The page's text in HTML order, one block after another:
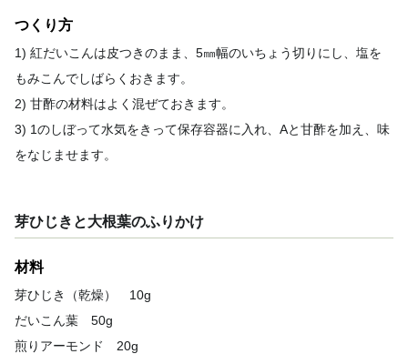
つくり方
1) 紅だいこんは皮つきのまま、5㎜幅のいちょう切りにし、塩を
もみこんでしばらくおきます。
2) 甘酢の材料はよく混ぜておきます。
3) 1のしぼって水気をきって保存容器に入れ、Aと甘酢を加え、味
をなじませます。
芽ひじきと大根葉のふりかけ
材料
芽ひじき（乾燥） 10g
だいこん葉 50g
煎りアーモンド 20g